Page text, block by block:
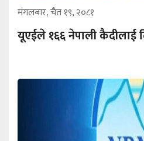
मंगलबार, चैत १९, २०८१
यूएईले १६६ नेपाली कैदीलाई